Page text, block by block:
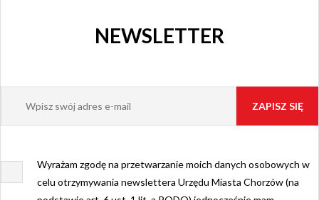
NEWSLETTER
Wyrażam zgodę na przetwarzanie moich danych osobowych w
celu otrzymywania newslettera Urzędu Miasta Chorzów (na